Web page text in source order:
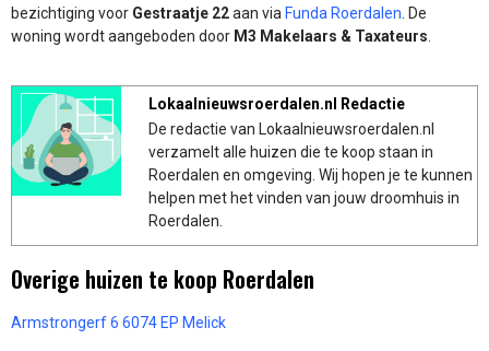
bezichtiging voor Gestraatje 22aan via Funda Roerdalen . De
woning wordt aangeboden door M3 Makelaars & Taxateurs
Lokaalnieuwsroerdalen.nl Redactie
De redactie van Lokaalnieuwsroerdalen.nl
verzamelt alle huizen die te koop staan in
Roerdalen en omgeving. Wij hopen je te kunnen
helpen met het vinden van jouw droomhuis in
Roerdalen.
Overige huizen te koop Roerdalen
Armstrongerf 6 6074 EP Melick